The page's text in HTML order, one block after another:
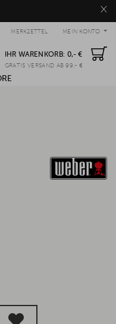
×
MEIN KONTO
MERKZETTEL
IHR WARENKORB: 0,- €
GRATIS VERSAND AB 99,- €